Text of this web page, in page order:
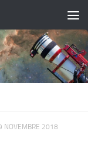
NOVEMBRE 2018